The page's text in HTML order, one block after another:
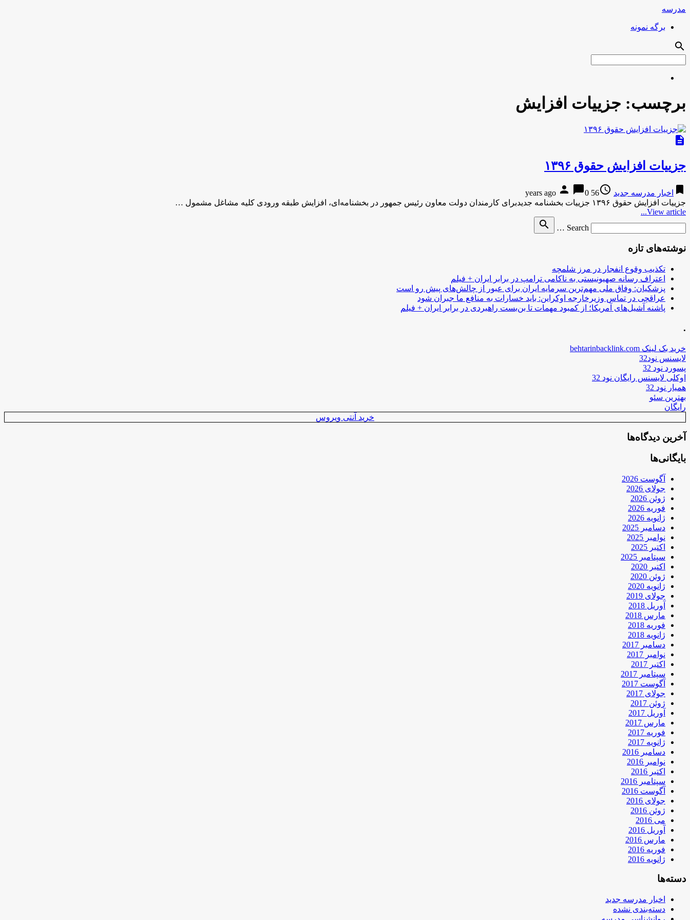
مدرسه
برگه نمونه
search
برچسب: جزییات افزایش
description
جزییات افزایش حقوق ۱۳۹۶
bookmark اخبار مدرسه جدید access_time
56 years ago
person chat_bubble0
جزییات افزایش حقوق ۱۳۹۶ جزییات بخشنامه جدیدبرای کارمندان دولت معاون رئیس جمهور در بخشنامه‌ای، افزایش طبقه ورودی کلیه مشاغل مشمول …
View article...
Search …
search
نوشته‌های تازه
تکذیب وقوع انفجار در مرز شلمچه
اعتراف رسانه صهیونیستی به ناکامی ترامپ در برابر ایران + فیلم
پزشکیان: وفاق ملی مهم‌ترین سرمایه ایران برای عبور از چالش‌های پیش رو است
عراقچی در تماس وزیرخارجه اوکراین: باید خسارات به منافع ما جبران شود
پاشنه آشیل‌های آمریکا؛ از کمبود مهمات تا بن‌بست راهبردی در برابر ایران + فیلم
.
خرید بک لینک behtarinbacklink.com
لایسنس نود32
پسورد نود 32
اوکلی لایسنس رایگان نود 32
همیار نود 32
بهترین سئو
رایگان
خرید آنتی ویروس
آخرین دیدگاه‌ها
بایگانی‌ها
آگوست 2026
جولای 2026
ژوئن 2026
فوریه 2026
ژانویه 2026
دسامبر 2025
نوامبر 2025
اکتبر 2025
سپتامبر 2025
اکتبر 2020
ژوئن 2020
ژانویه 2020
جولای 2019
آوریل 2018
مارس 2018
فوریه 2018
ژانویه 2018
دسامبر 2017
نوامبر 2017
اکتبر 2017
سپتامبر 2017
آگوست 2017
جولای 2017
ژوئن 2017
آوریل 2017
مارس 2017
فوریه 2017
ژانویه 2017
دسامبر 2016
نوامبر 2016
اکتبر 2016
سپتامبر 2016
آگوست 2016
جولای 2016
ژوئن 2016
می 2016
آوریل 2016
مارس 2016
فوریه 2016
ژانویه 2016
دسته‌ها
اخبار مدرسه جدید
دسته‌بندی نشده